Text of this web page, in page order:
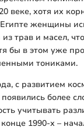
веке, хотя их
женщины
трав и масел,
бы в этом уже
тониками.
с развитием
более
учитывать
1990-х –